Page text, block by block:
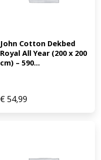
John Cotton Dekbed
Royal All Year (200 x 200
cm) – 590...
€54,99